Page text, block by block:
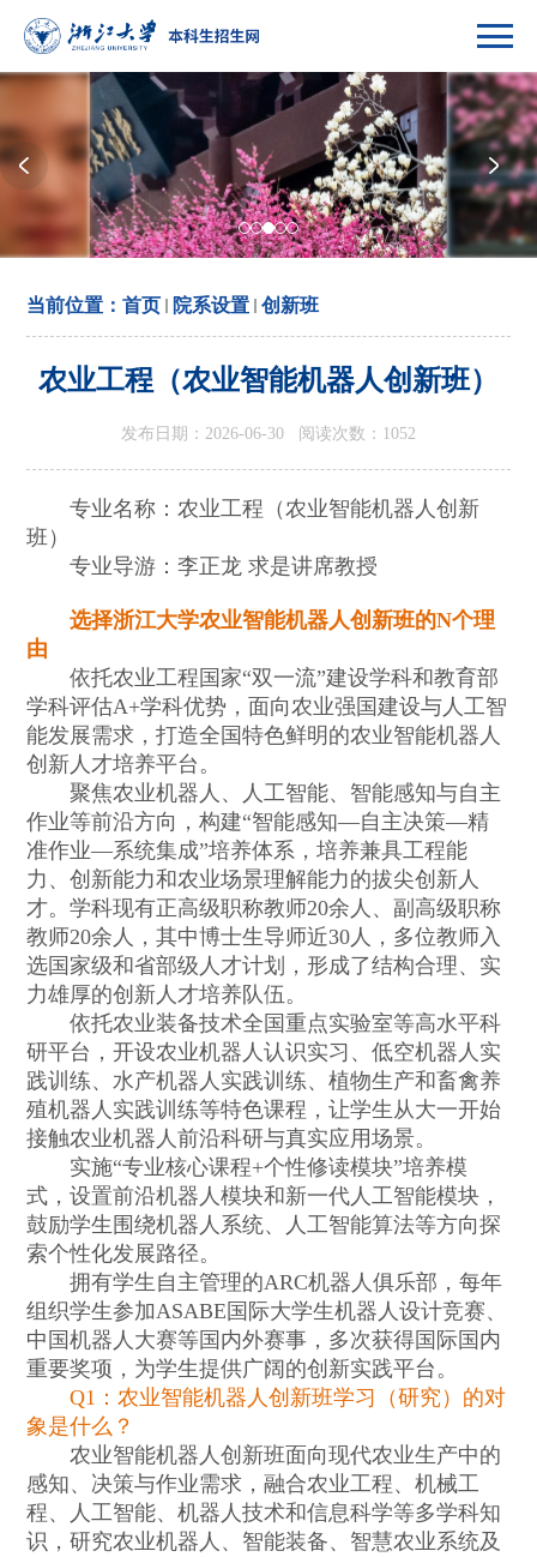
当前位置：首页 院系设置 创新班
农业工程（农业智能机器人创新班）
发布日期：2026-06-30 阅读次数： 1052
专业名称：农业工程（农业智能机器人创新
班）
专业导游：李正龙 求是讲席教授
选择浙江大学农业智能机器人创新班的N个理
由
依托农业工程国家“双一流”建设学科和教育部
学科评估A+学科优势，面向农业强国建设与人工智
能发展需求，打造全国特色鲜明的农业智能机器人
创新人才培养平台。
聚焦农业机器人、人工智能、智能感知与自主
作业等前沿方向，构建“智能感知—自主决策—精
准作业—系统集成”培养体系，培养兼具工程能
力、创新能力和农业场景理解能力的拔尖创新人
才。学科现有正高级职称教师20余人、副高级职称
教师20余人，其中博士生导师近30人，多位教师入
选国家级和省部级人才计划，形成了结构合理、实
力雄厚的创新人才培养队伍。
依托农业装备技术全国重点实验室等高水平科
研平台，开设农业机器人认识实习、低空机器人实
践训练、水产机器人实践训练、植物生产和畜禽养
殖机器人实践训练等特色课程，让学生从大一开始
接触农业机器人前沿科研与真实应用场景。
实施“专业核心课程+个性修读模块”培养模
式，设置前沿机器人模块和新一代人工智能模块，
鼓励学生围绕机器人系统、人工智能算法等方向探
索个性化发展路径。
拥有学生自主管理的ARC机器人俱乐部，每年
组织学生参加ASABE国际大学生机器人设计竞赛、
中国机器人大赛等国内外赛事，多次获得国际国内
重要奖项，为学生提供广阔的创新实践平台。
Q1：农业智能机器人创新班学习（研究）的对
象是什么？
农业智能机器人创新班面向现代农业生产中的
感知、决策与作业需求，融合农业工程、机械工
程、人工智能、机器人技术和信息科学等多学科知
识，研究农业机器人、智能装备、智慧农业系统及